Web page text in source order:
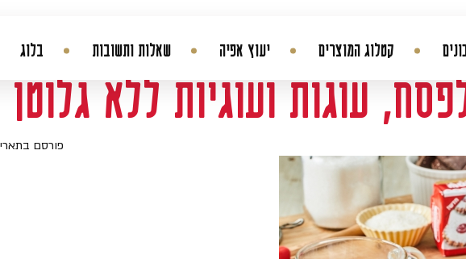
קטלוג המוצרים יעוץ אפיה שאלות ותשובות בלוג
החשבון שלי היסטורית הזמנות עדכן סיסמה מועדפים
עוגות ועוגיות ללא
פורסם